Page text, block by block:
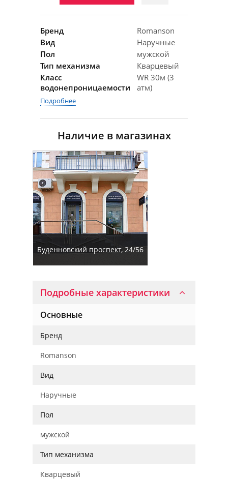
Бренд
Romanson
Вид
Наручные
Пол
мужской
Тип механизма
Кварцевый
Класс
водонепроницаемости
WR 30м (3
атм)
Подробнее
Наличие в магазинах
Буденновский проспект, 24/56
Подробные характеристики
Основные
Бренд
Romanson
Вид
Наручные
Пол
мужской
Тип механизма
Кварцевый